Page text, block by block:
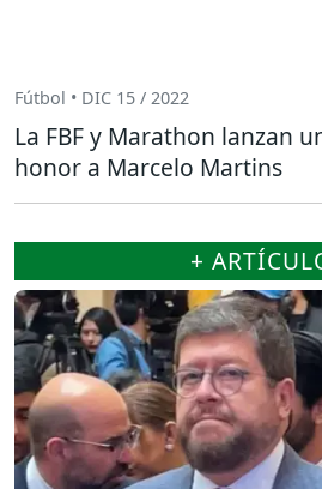
Fútbol • DIC 15 / 2022
La FBF y Marathon lanzan
honor a Marcelo Martins
+